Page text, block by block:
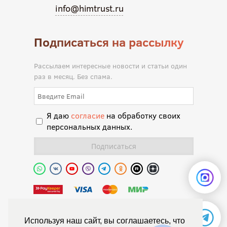
Используя наш сайт, вы соглашаетесь, что
info@himtrust.ru
Подписаться на рассылку
Рассылаем интересные новости и статьи один
раз в месяц. Без спама.
Я даю согласиена обработку своих
персональных данных.
Полиуретановая долина.